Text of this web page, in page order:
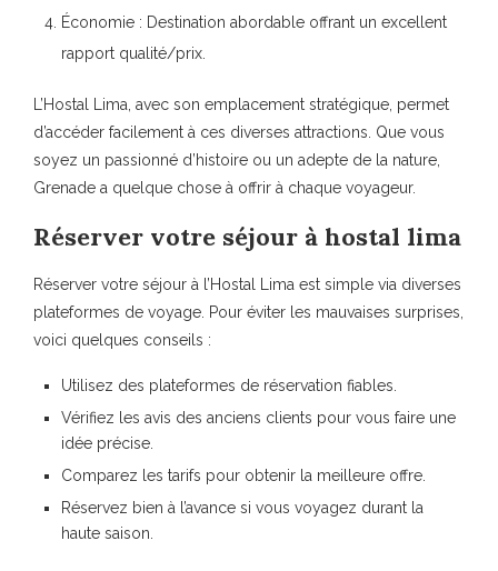
Économie : Destination abordable offrant un excellent
rapport qualité/prix.
L’Hostal Lima, avec son emplacement stratégique , permet
d’accéder facilement à ces diverses attractions. Que vous
soyez un passionné d’histoire ou un adepte de la nature,
Grenade a quelque chose à offrir à chaque voyageur.
Réserver votre séjour à hostal lima
Réserver votre séjour à l’Hostal Lima est simple via diverses
plateformes de voyage. Pour éviter les mauvaises surprises,
voici quelques conseils :
Utilisez des plateformes de réservation fiables.
Vérifiez les avis des anciens clients pour vous faire une
idée précise.
Comparez les tarifs pour obtenir la meilleure offre.
Réservez bien à l’avance si vous voyagez durant la
haute saison.